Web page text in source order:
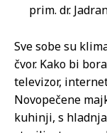
prim. dr.
Sve sobe su
čvor. Kako bi
televizor,
Novopečene
kuhinji, s